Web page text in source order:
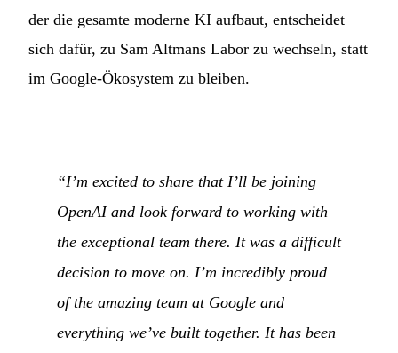
der die gesamte moderne KI aufbaut, entscheidet
sich dafür, zu Sam Altmans Labor zu wechseln, statt
im Google-Ökosystem zu bleiben.
“I’m excited to share that I’ll be joining
OpenAI and look forward to working with
the exceptional team there. It was a difficult
decision to move on. I’m incredibly proud
of the amazing team at Google and
everything we’ve built together. It has been